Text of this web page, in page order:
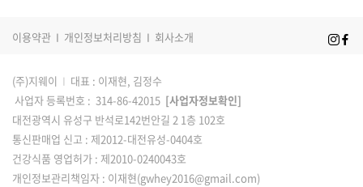
이용약관 I 개인정보처리방침 I 회사소개
(주)지웨이 I 대표 : 이재현, 김정수
사업자 등록번호 : 314-86-42015 [사업자정보확인]
대전광역시 유성구 반석로142번안길 2 1층 102호
통신판매업 신고 : 제2012-대전유성-0404호
건강식품 영업허가 : 제2010-0240043호
개인정보관리책임자 : 이재현(gwhey2016@gmail.com)